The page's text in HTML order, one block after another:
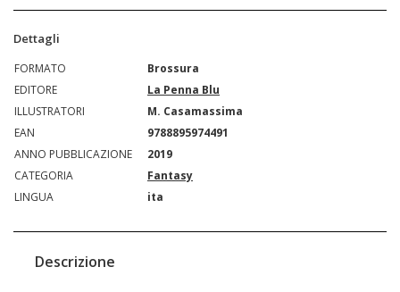
Dettagli
FORMATO
Brossura
EDITORE
La Penna Blu
ILLUSTRATORI
M. Casamassima
EAN
9788895974491
ANNO PUBBLICAZIONE
2019
CATEGORIA
Fantasy
LINGUA
ita
Descrizione